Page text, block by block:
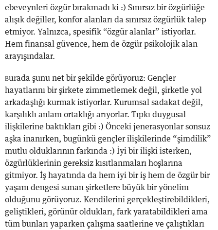
ebeveynleri özgür bırakmadı ki :) Sınırsız bir özgürlüğe
alışık değiller, konfor alanları da sınırsız özgürlük talep
etmiyor. Yalnızca, spesifik “özgür alanlar” istiyorlar.
Hem finansal güvence, hem de özgür psikolojik alan
arayışındalar.
Burada şunu net bir şekilde görüyoruz: Gençler
hayatlarını bir şirkete zimmetlemek değil, şirketle yol
arkadaşlığı kurmak istiyorlar. Kurumsal sadakat değil,
karşılıklı anlam ortaklığı arıyorlar. Tıpkı duygusal
ilişkilerine baktıkları gibi :) Önceki jenerasyonlar sonsuz
aşka inanırken, bugünkü gençler ilişkilerinde “şimdilik”
mutlu olduklarının farkında :) İyi bir ilişki isterken,
özgürlüklerinin gereksiz kısıtlanmaları hoşlarına
gitmiyor. İş hayatında da hem iyi bir iş hem de özgür bir
yaşam dengesi sunan şirketlere büyük bir yönelim
olduğunu görüyoruz. Kendilerini gerçekleştirebildikleri,
geliştikleri, görünür oldukları, fark yaratabildikleri ama
tüm bunları yaparken çalışma saatlerine ve çalıştıkları